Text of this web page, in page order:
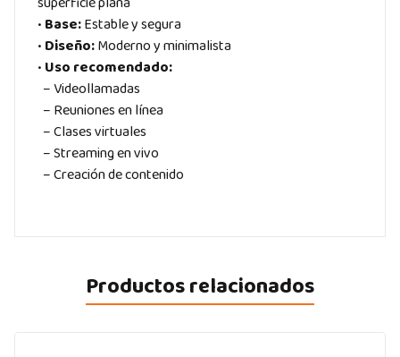
• Base:Estable y segura
• Diseño:Moderno y minimalista
• Uso recomendado:
– Videollamadas
– Reuniones en línea
– Clases virtuales
– Streaming en vivo
– Creación de contenido
Productos relacionados